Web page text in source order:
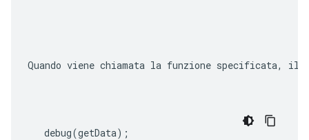
Quando viene chiamata la funzione specificata,
debug(getData);